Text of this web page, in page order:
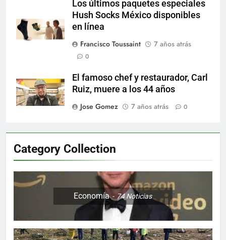
Los últimos paquetes especiales
Hush Socks México disponibles
en línea
Francisco Toussaint
7 años atrás
0
El famoso chef y restaurador, Carl
Ruiz, muere a los 44 años
Jose Gomez
7 años atrás 0
Category Collection
Economía 74Noticias